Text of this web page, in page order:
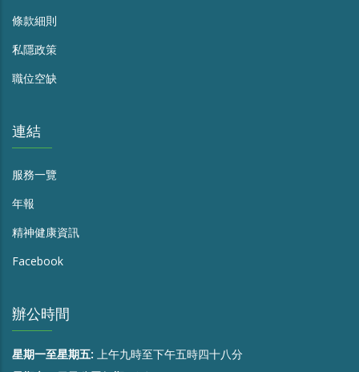
條款細則
私隱政策
職位空缺
連結
服務一覽
年報
精神健康資訊
Facebook
辦公時間
星期一至星期五: 上午九時至下午五時四十八分